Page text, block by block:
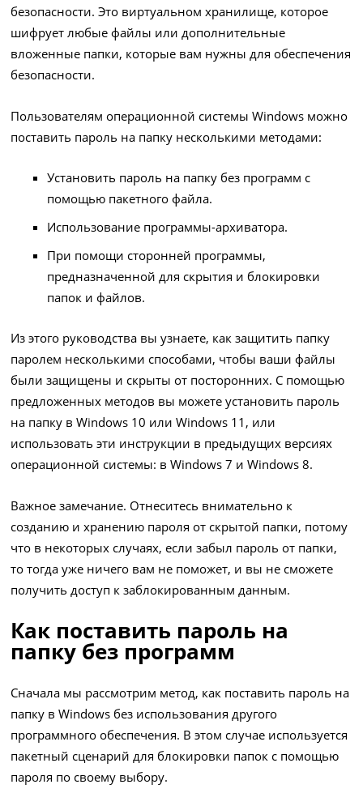
безопасности. Это виртуальном хранилище, которое
шифрует любые файлы или дополнительные
вложенные папки, которые вам нужны для обеспечения
безопасности.
Пользователям операционной системы Windows можно
поставить пароль на папку несколькими методами:
Установить пароль на папку без программ с
помощью пакетного файла.
Использование программы-архиватора.
При помощи сторонней программы,
предназначенной для скрытия и блокировки
папок и файлов.
Из этого руководства вы узнаете, как защитить папку
паролем несколькими способами, чтобы ваши файлы
были защищены и скрыты от посторонних. С помощью
предложенных методов вы можете установить пароль
на папку в Windows 10 или Windows 11, или
использовать эти инструкции в предыдущих версиях
операционной системы: в Windows 7 и Windows 8.
Важное замечание. Отнеситесь внимательно к
созданию и хранению пароля от скрытой папки, потому
что в некоторых случаях, если забыл пароль от папки,
то тогда уже ничего вам не поможет, и вы не сможете
получить доступ к заблокированным данным.
Как поставить пароль на
папку без программ
Сначала мы рассмотрим метод, как поставить пароль на
папку в Windows без использования другого
программного обеспечения. В этом случае используется
пакетный сценарий для блокировки папок с помощью
пароля по своему выбору.